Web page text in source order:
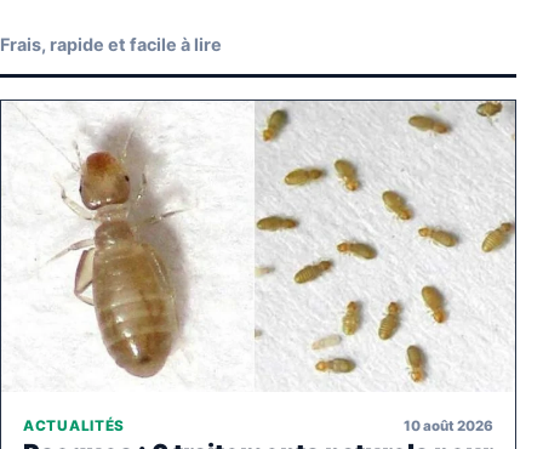
Frais, rapide et facile à lire
ACTUALITÉS 10 août 2026